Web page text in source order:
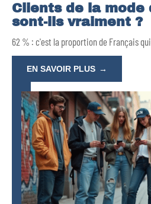
Clients de la mode
sont-ils vraiment ?
62 % : c'est la proportion de Français
EN SAVOIR PLUS